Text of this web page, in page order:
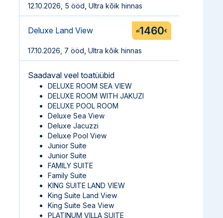
12.10.2026, 5 ööd, Ultra kõik hinnas
Deluxe Land View al1460€
17.10.2026, 7 ööd, Ultra kõik hinnas
Saadaval veel toatüübid
DELUXE ROOM SEA VIEW
DELUXE ROOM WITH JAKUZI
DELUXE POOL ROOM
Deluxe Sea View
Deluxe Jacuzzi
Deluxe Pool View
Junior Suite
Junior Suite
FAMILY SUITE
Family Suite
KING SUITE LAND VIEW
King Suite Land View
King Suite Sea View
PLATINUM VILLA SUITE